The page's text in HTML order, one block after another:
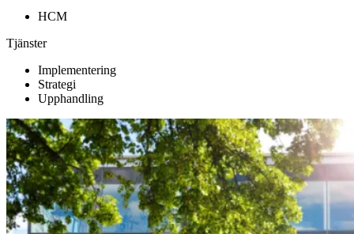
HCM
Tjänster
Implementering
Strategi
Upphandling